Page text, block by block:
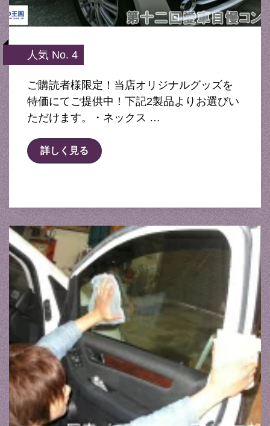
人気 No. 4
ご購読者様限定！当店オリジナルグッズを
特価にてご提供中！下記2製品よりお選びい
ただけます。・ネックス …
詳しく見る